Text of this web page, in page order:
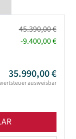
45.390,00 €
-9.400,00 €
35.990,00 €
ausweisbar